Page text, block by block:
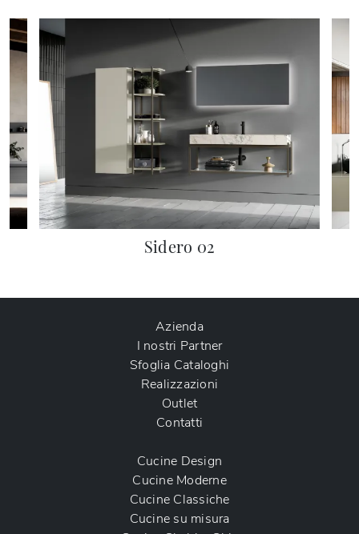
Sidero 02
Azienda
I nostri Partner
Sfoglia Cataloghi
Realizzazioni
Outlet
Contatti
Cucine Design
Cucine Moderne
Cucine Classiche
Cucine su misura